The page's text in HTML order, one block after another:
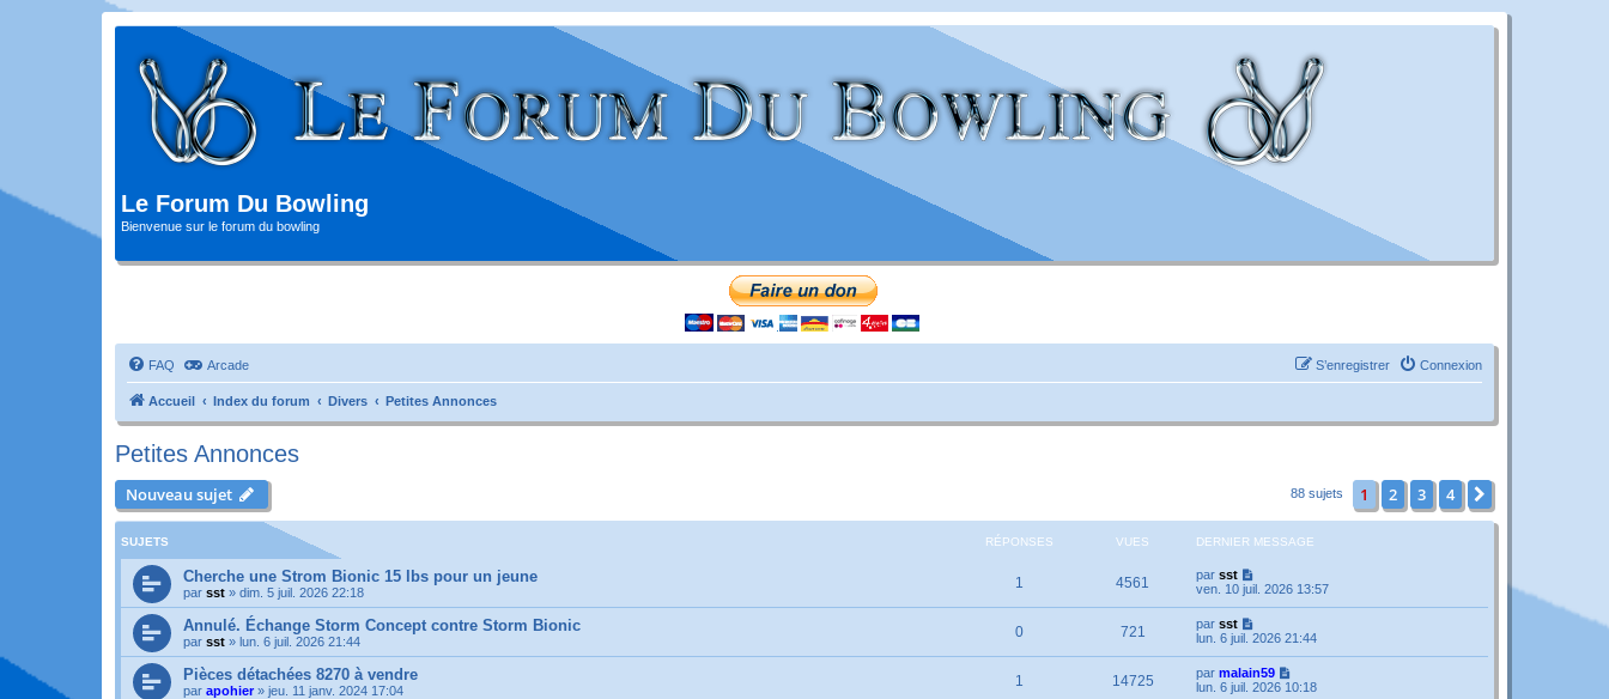
Le Forum Du Bowling
Bienvenue sur le forum du bowling
FAQ Arcade Connexion
S’enregistrer
Accueil Index du forum Divers Petites Annonces
Petites Annonces
Nouveau sujet 88 sujets 1 2 3 4
SUJETS RÉPONSES VUES DERNIER MESSAGE
Cherche une Strom Bionic 15 lbs pour un jeune
par sst » dim. 5 juil. 2026 22:18
1 4561 par sst
ven. 10 juil. 2026 13:57
Annulé. Échange Storm Concept contre Storm Bionic
par sst » lun. 6 juil. 2026 21:44
0 721 par sst
lun. 6 juil. 2026 21:44
Pièces détachées 8270 à vendre
par apohier » jeu. 11 janv. 2024 17:04
1 14725 par malain59
lun. 6 juil. 2026 10:18